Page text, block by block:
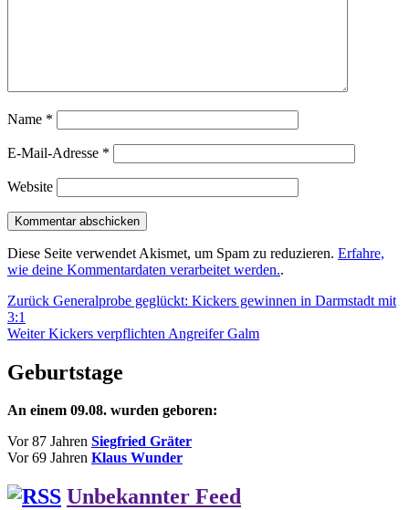
Name *
E-Mail-Adresse *
Website
Diese Seite verwendet Akismet, um Spam zu reduzieren. Erfahre,
wie deine Kommentardaten verarbeitet werden..
Beitragsnavigation
Zurück Vorheriger
Generalprobe geglückt: Kickers gewinnen in Darmstadt mit
3:1
Weiter Nächster
Kickers verpflichten Angreifer Galm
Geburtstage
An einem 09.08. wurden geboren:
Vor 87 Jahren Siegfried Gräter
Vor 69 Jahren Klaus Wunder
Unbekannter Feed